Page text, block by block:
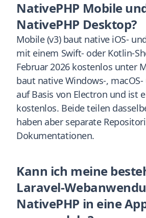
NativePHP Mobile
NativePHP Desktop?
Mobile (v3) baut native iOS-
mit einem Swift- oder Kotlin-
Februar 2026 kostenlos unter
baut native Windows-,
auf Basis von Electron und ist
kostenlos. Beide teilen
haben aber separate
Dokumentationen.
Kann ich meine
Laravel-
NativePHP in eine